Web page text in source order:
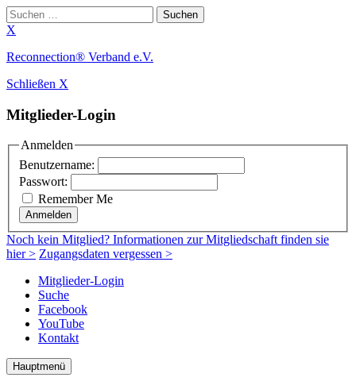
Suchen
nach:
X
Zum
springen
Reconnection® Verband e.V.
Schließen X
Mitglieder-Login
Anmelden
Benutzername:
Passwort:
Remember Me
Anmelden
Noch kein Mitglied? Informationen zur Mitgliedschaft finden sie
hier > Zugangsdaten vergessen >
Mitglieder-Login
Suche
Facebook
YouTube
Kontakt
Hauptmenü